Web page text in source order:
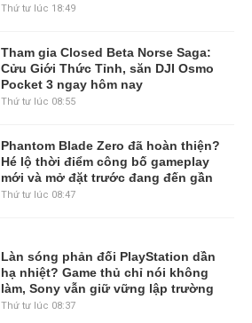
Thứ tư lúc 18:49
Tham gia Closed Beta Norse Saga:
Cửu Giới Thức Tỉnh, săn DJI Osmo
Pocket 3 ngay hôm nay
Thứ tư lúc 08:55
Phantom Blade Zero đã hoàn thiện?
Hé lộ thời điểm công bố gameplay
mới và mở đặt trước đang đến gần
Thứ tư lúc 08:47
Làn sóng phản đối PlayStation dần
hạ nhiệt? Game thủ chỉ nói không
làm, Sony vẫn giữ vững lập trường
Thứ tư lúc 08:37